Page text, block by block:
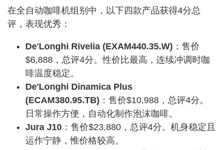
在全自动咖啡机组别中，以下四款产品获得4分总
评，表现优秀：
De'Longhi Rivelia (EXAM440.35.W) ：售价
$6,888，总评4分。性价比最高，连续冲调时咖
啡温度稳定。
De'Longhi Dinamica Plus
(ECAM380.95.TB) ：售价$10,988，总评4分。
日常操作方便，自动化制作泡沫咖啡。
Jura J10 ：售价$23,880，总评4分。机身稳定且
运作宁静，惟价格较高。